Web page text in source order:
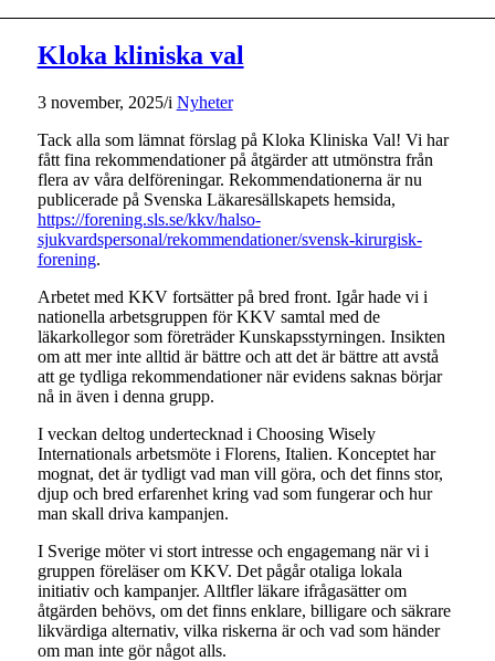
Kloka kliniska val
3 november, 2025/i Nyheter
Tack alla som lämnat förslag på Kloka Kliniska Val! Vi har
fått fina rekommendationer på åtgärder att utmönstra från
flera av våra delföreningar. Rekommendationerna är nu
publicerade på Svenska Läkaresällskapets hemsida,
https://forening.sls.se/kkv/halso-
sjukvardspersonal/rekommendationer/svensk-kirurgisk-
forening.
Arbetet med KKV fortsätter på bred front. Igår hade vi i
nationella arbetsgruppen för KKV samtal med de
läkarkollegor som företräder Kunskapsstyrningen. Insikten
om att mer inte alltid är bättre och att det är bättre att avstå
att ge tydliga rekommendationer när evidens saknas börjar
nå in även i denna grupp.
I veckan deltog undertecknad i Choosing Wisely
Internationals arbetsmöte i Florens, Italien. Konceptet har
mognat, det är tydligt vad man vill göra, och det finns stor,
djup och bred erfarenhet kring vad som fungerar och hur
man skall driva kampanjen.
I Sverige möter vi stort intresse och engagemang när vi i
gruppen föreläser om KKV. Det pågår otaliga lokala
initiativ och kampanjer. Alltfler läkare ifrågasätter om
åtgärden behövs, om det finns enklare, billigare och säkrare
likvärdiga alternativ, vilka riskerna är och vad som händer
om man inte gör något alls.